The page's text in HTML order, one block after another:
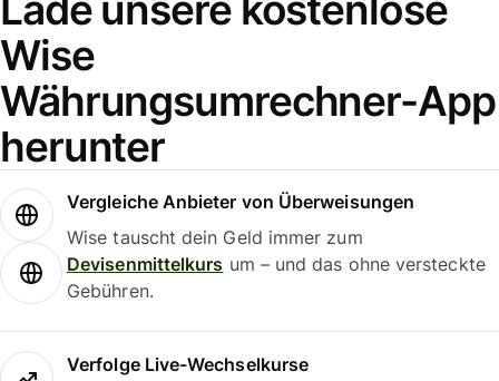
Wise
Währungsumrechner-App
herunter
Vergleiche Anbieter von Überweisungen
Wise tauscht dein Geld immer zum
Devisenmittelkurs um – und das ohne versteckte
Gebühren.
Verfolge Live-Wechselkurse